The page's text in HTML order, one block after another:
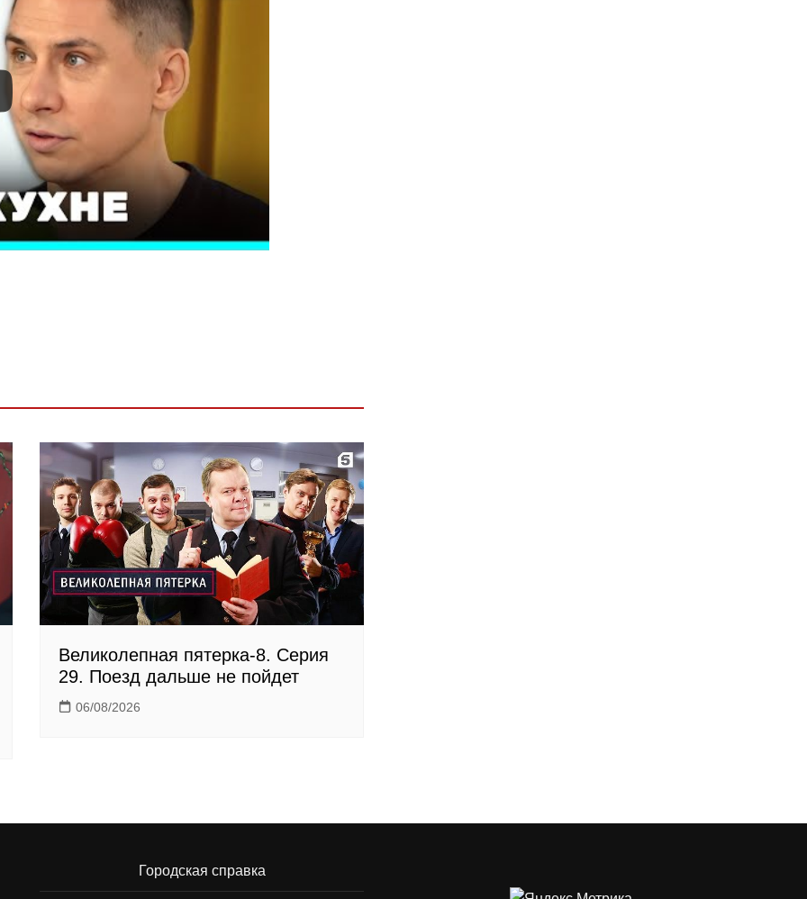
Великолепная пятерка-8. Серия
29. Поезд дальше не пойдет
06/08/2026
Городская справка